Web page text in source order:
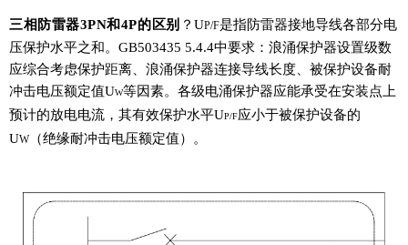
三相防雷器3PN和4P的区别 ？UP/F是指防雷器接地导线各部分电
压保护水平之和。GB503435 5.4.4中要求：浪涌保护器设置级数
应综合考虑保护距离、浪涌保护器连接导线长度、被保护设备耐
冲击电压额定值UW等因素。各级电涌保护器应能承受在安装点上
预计的放电电流，其有效保护水平UP/F应小于被保护设备的
UW（绝缘耐冲击电压额定值）。